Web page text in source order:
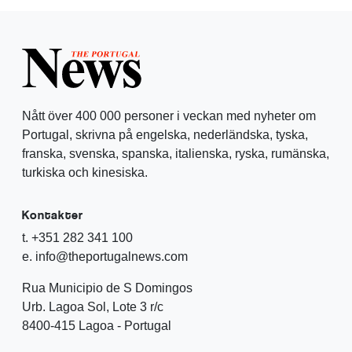
Nått över 400 000 personer i veckan med nyheter om
Portugal, skrivna på engelska, nederländska, tyska,
franska, svenska, spanska, italienska, ryska, rumänska,
turkiska och kinesiska.
Kontakter
t. +351 282 341 100
e. info@theportugalnews.com
Rua Municipio de S Domingos
Urb. Lagoa Sol, Lote 3 r/c
8400-415 Lagoa - Portugal